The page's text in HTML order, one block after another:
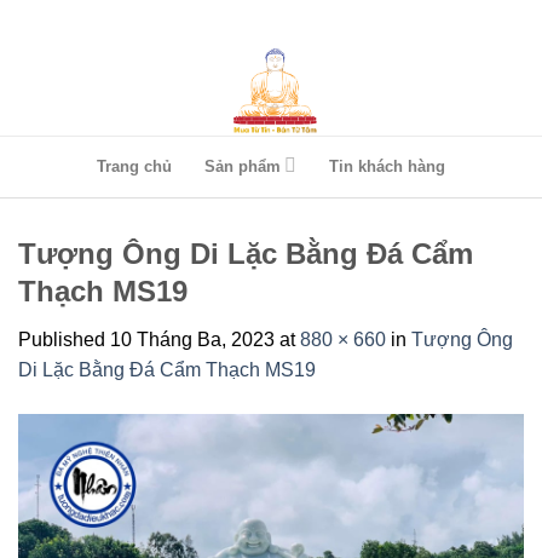
Trang chủ Sản phẩm Tin khách hàng
Tượng Ông Di Lặc Bằng Đá Cẩm
Thạch MS19
Published 10 Tháng Ba, 2023 at880 × 660 in Tượng Ông
Di Lặc Bằng Đá Cẩm Thạch MS19